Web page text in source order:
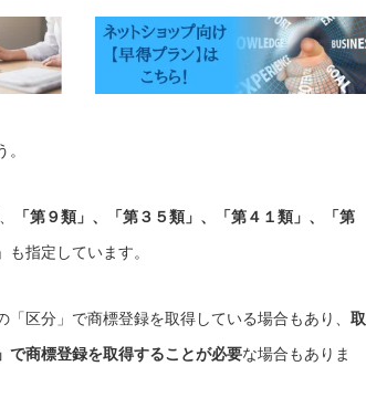
「第９類」、「第３５類」、「第４１類」、「第
指定しています。
区分」で商標登録を取得している場合もあり、 取
で商標登録を取得することが必要な場合もありま